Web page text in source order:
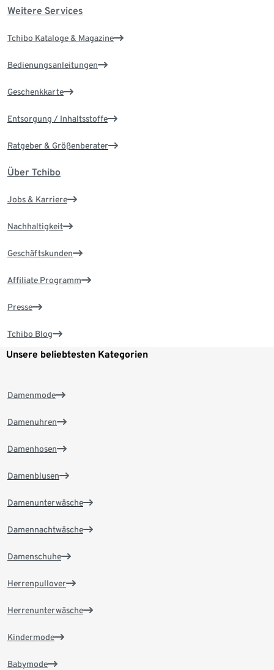
Weitere Services
Tchibo Kataloge & Magazine
Bedienungsanleitungen
Geschenkkarte
Entsorgung / Inhaltsstoffe
Ratgeber & Größenberater
Über Tchibo
Jobs & Karriere
Nachhaltigkeit
Geschäftskunden
Affiliate Programm
Presse
Tchibo Blog
Unsere beliebtesten Kategorien
Damenmode
Damenuhren
Damenhosen
Damenblusen
Damenunterwäsche
Damennachtwäsche
Damenschuhe
Herrenpullover
Herrenunterwäsche
Kindermode
Babymode